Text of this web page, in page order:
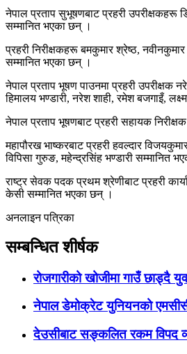
नेपाल प्रताप सुभूषणबाट प्रहरी उपरीक्षकहरू
सम्मानित भएका छन् ।
प्रहरी निरीक्षकहरू बमकुमार श्रेष्ठ,
सम्मानित भएका छन् ।
नेपाल प्रताप भूषण पाउनमा प्रहरी उपरीक्षक
हिमालय भण्डारी, नरेश शाही, रमेश बजगाइँ,
नेपाल प्रताप भूषणबाट प्रहरी सहायक
महापौरख भाष्करबाट प्रहरी हवल्दार
विपिसा गुरुङ, महेन्द्रसिंह भण्डारी सम्मानित
राष्ट्र सेवक पदक प्रथम श्रेणीबाट प्रहरी
केसी सम्मानित भएका छन् ।
अनलाइन पत्रिका
सम्बन्धित शीर्षक
रोजगारीको खोजीमा गाउँ छाड्दै
नेपाल डेमोक्रेट युनियनको
देउसीबाट सङ्कलित रकम विपद